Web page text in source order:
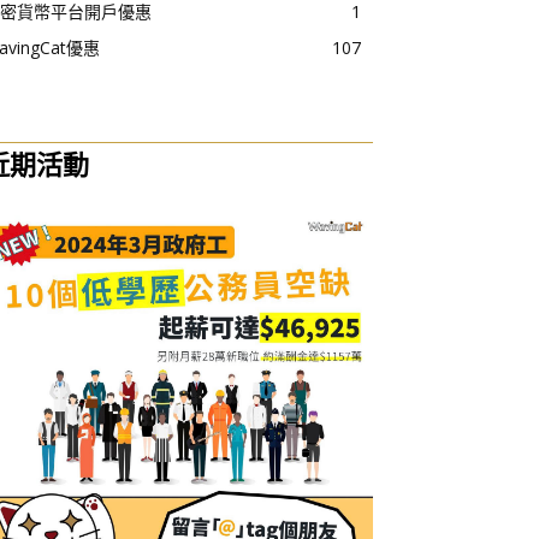
貨幣平台開戶優惠
1
優惠
107
期活動